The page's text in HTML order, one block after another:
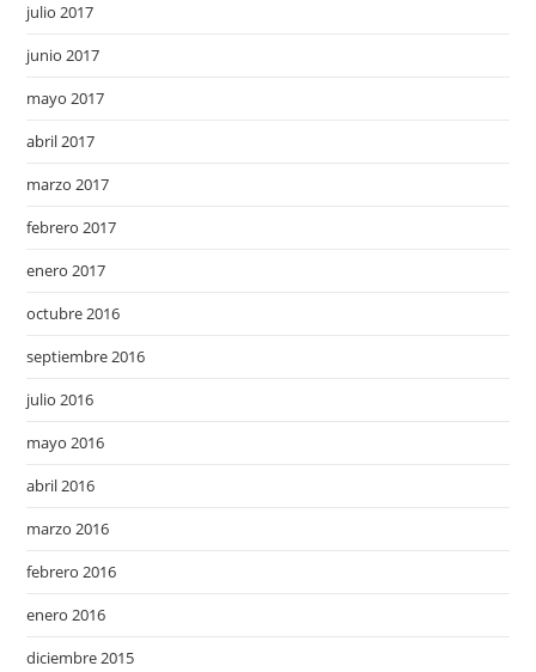
julio 2017
junio 2017
mayo 2017
abril 2017
marzo 2017
febrero 2017
enero 2017
octubre 2016
septiembre 2016
julio 2016
mayo 2016
abril 2016
marzo 2016
febrero 2016
enero 2016
diciembre 2015